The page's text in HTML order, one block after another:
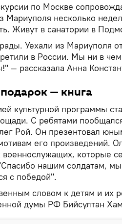
по Москве
Мариуполя несколько
Живут в санатории в
Уехали из Мариуполя
в России. Мы ни в
— рассказала Анна
— книга
культурной программы
С ребятами
Рой. Он презентовал
его произведений.
военнослужащих, которые
нашим солдатам,
с победой".
словом к детям и их
думы РФ Бийсултан